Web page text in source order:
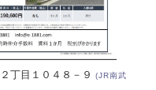
丁目１０４８－９(JR南武